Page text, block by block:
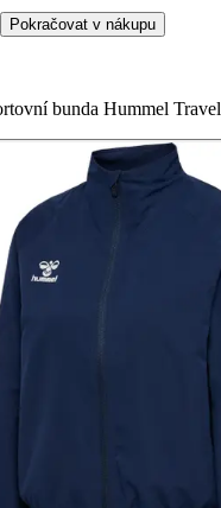
Pokračovat v nákupu
bunda Hummel Travel